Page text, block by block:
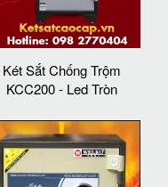
Két Sắt Chống Trộm
KCC200 - Led Tròn